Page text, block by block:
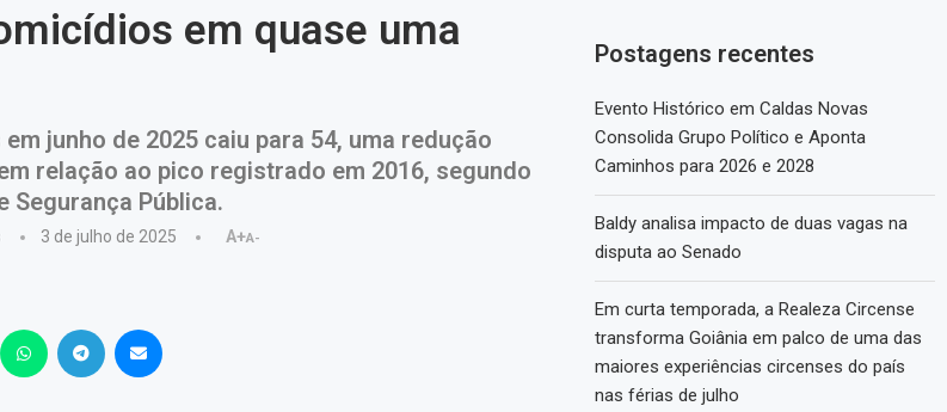
em quase uma
junho de 2025 caiu para 54, uma redução
relação ao pico registrado em 2016, segundo
Segurança Pública.
3 de julho de 2025 A+A-
Postagens recentes
Evento Histórico em Caldas Novas
Consolida Grupo Político e Aponta
Caminhos para 2026 e 2028
Baldy analisa impacto de duas vagas na
disputa ao Senado
Em curta temporada, a Realeza Circense
transforma Goiânia em palco de uma das
maiores experiências circenses do país
nas férias de julho